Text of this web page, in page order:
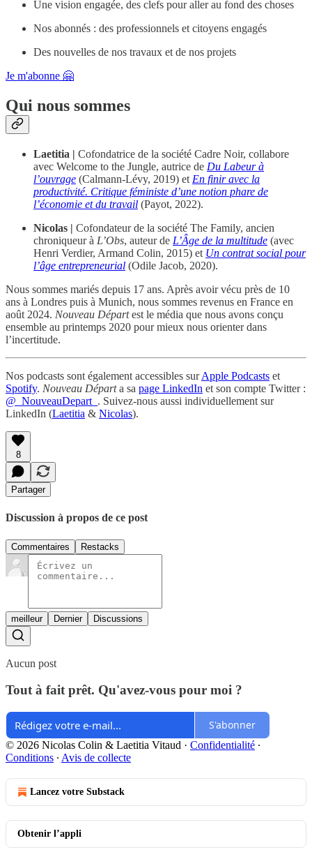
Une vision engagée, des clefs pour aller au fond des choses
Nos abonnés : des professionnels et citoyens engagés
Des nouvelles de nos travaux et de nos projets
Je m'abonne 🤗
Qui nous sommes
Laetitia | Cofondatrice de la société Cadre Noir, collabore
avec Welcome to the Jungle, autrice de Du Labeur à
l’ouvrage (Calmann-Lévy, 2019) et En finir avec la
productivité. Critique féministe d’une notion phare de
l’économie et du travail (Payot, 2022).
Nicolas | Cofondateur de la société The Family, ancien
chroniqueur à L’Obs, auteur de L’Âge de la multitude (avec
Henri Verdier, Armand Colin, 2015) et Un contrat social pour
l’âge entrepreneurial (Odile Jacob, 2020).
Nous sommes mariés depuis 17 ans. Après avoir vécu près de 10
ans à Londres puis à Munich, nous sommes revenus en France en
août 2024. Nouveau Départest le média que nous avons conçu
ensemble au printemps 2020 pour mieux nous orienter dans
l’incertitude.
Nos podcasts sont également accessibles surApple Podcasts et
Spotify. Nouveau Départa sa page LinkedIn et son compte Twitter :
@_NouveauDepart_ . Suivez-nous aussi individuellement sur
LinkedIn (Laetitia & Nicolas).
8
Partager
Discussion à propos de ce post
Commentaires Restacks
meilleur Dernier Discussions
Aucun post
Tout à fait prêt. Qu'avez-vous pour moi ?
S'abonner
© 2026 Nicolas Colin & Laetitia Vitaud · Confidentialité ∙
Conditions ∙ Avis de collecte
Lancez votre Substack
Obtenir l’appli